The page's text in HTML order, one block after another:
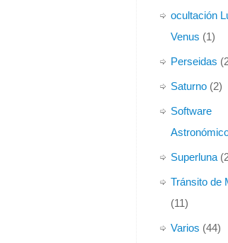
ocultación
Venus (1)
Perseidas
Saturno (2)
Software
Superluna
Tránsito de
(11)
Varios (44)